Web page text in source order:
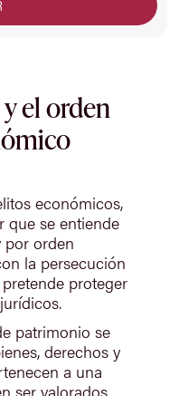
el orden
económicos,
que se entiende
orden
la persecución
proteger
patrimonio se
derechos y
a una
ser valorados